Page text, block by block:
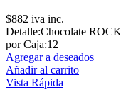
$882 iva inc.
Detalle:Chocolate
por Caja:12
Agregar a deseados
Añadir al carrito
Vista Rápida